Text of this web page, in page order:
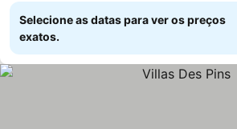
Selecione as datas para ver os preços
exatos.